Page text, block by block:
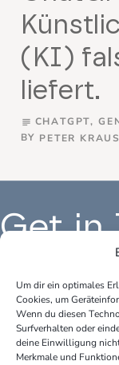
Um dir ein optimales
Cookies, um
Wenn du diesen
Surfverhalten oder
deine Einwilligung
Merkmale und
(KI)
liefert.
subject CHATGPT,
BY PETER
Get in
Büro
peter.krause.net
Katharina-
85435 Erding